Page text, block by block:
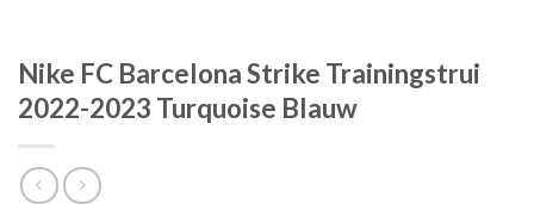
Nike FC Barcelona Strike Trainingstrui
2022-2023 Turquoise Blauw